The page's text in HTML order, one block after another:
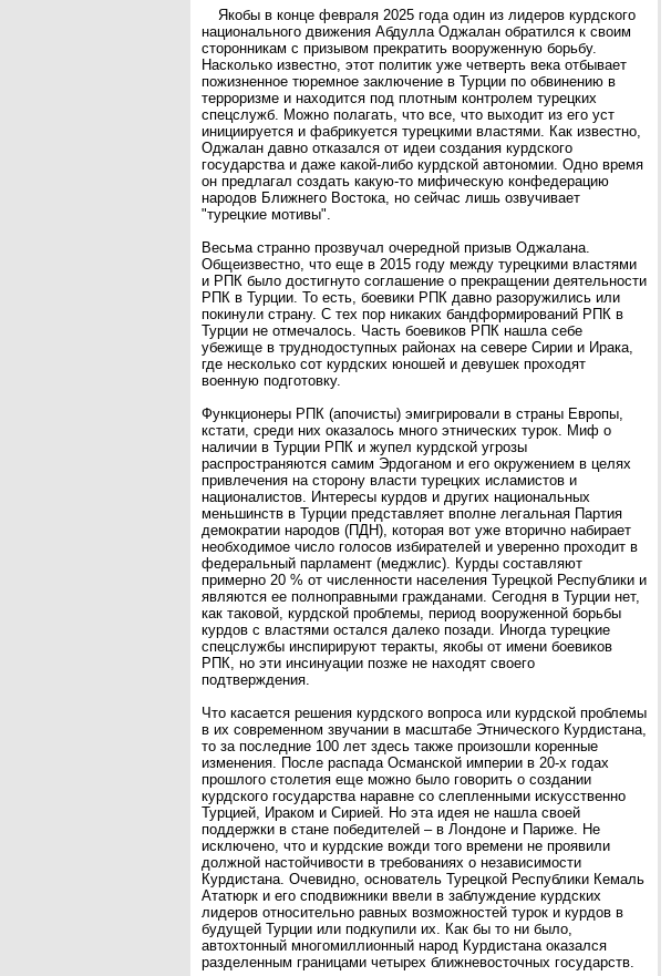
Якобы в конце февраля 2025 года один из лидеров курдского
национального движения Абдулла Оджалан обратился к своим
сторонникам с призывом прекратить вооруженную борьбу.
Насколько известно, этот политик уже четверть века отбывает
пожизненное тюремное заключение в Турции по обвинению в
терроризме и находится под плотным контролем турецких
спецслужб. Можно полагать, что все, что выходит из его уст
инициируется и фабрикуется турецкими властями. Как известно,
Оджалан давно отказался от идеи создания курдского
государства и даже какой-либо курдской автономии. Одно время
он предлагал создать какую-то мифическую конфедерацию
народов Ближнего Востока, но сейчас лишь озвучивает
"турецкие мотивы".
Весьма странно прозвучал очередной призыв Оджалана.
Общеизвестно, что еще в 2015 году между турецкими властями
и РПК было достигнуто соглашение о прекращении деятельности
РПК в Турции. То есть, боевики РПК давно разоружились или
покинули страну. С тех пор никаких бандформирований РПК в
Турции не отмечалось. Часть боевиков РПК нашла себе
убежище в труднодоступных районах на севере Сирии и Ирака,
где несколько сот курдских юношей и девушек проходят
военную подготовку.
Функционеры РПК (апочисты) эмигрировали в страны Европы,
кстати, среди них оказалось много этнических турок. Миф о
наличии в Турции РПК и жупел курдской угрозы
распространяются самим Эрдоганом и его окружением в целях
привлечения на сторону власти турецких исламистов и
националистов. Интересы курдов и других национальных
меньшинств в Турции представляет вполне легальная Партия
демократии народов (ПДН), которая вот уже вторично набирает
необходимое число голосов избирателей и уверенно проходит в
федеральный парламент (меджлис). Курды составляют
примерно 20 % от численности населения Турецкой Республики и
являются ее полноправными гражданами. Сегодня в Турции нет,
как таковой, курдской проблемы, период вооруженной борьбы
курдов с властями остался далеко позади. Иногда турецкие
спецслужбы инспирируют теракты, якобы от имени боевиков
РПК, но эти инсинуации позже не находят своего
подтверждения.
Что касается решения курдского вопроса или курдской проблемы
в их современном звучании в масштабе Этнического Курдистана,
то за последние 100 лет здесь также произошли коренные
изменения. После распада Османской империи в 20-х годах
прошлого столетия еще можно было говорить о создании
курдского государства наравне со слепленными искусственно
Турцией, Ираком и Сирией. Но эта идея не нашла своей
поддержки в стане победителей – в Лондоне и Париже. Не
исключено, что и курдские вожди того времени не проявили
должной настойчивости в требованиях о независимости
Курдистана. Очевидно, основатель Турецкой Республики Кемаль
Ататюрк и его сподвижники ввели в заблуждение курдских
лидеров относительно равных возможностей турок и курдов в
будущей Турции или подкупили их. Как бы то ни было,
автохтонный многомиллионный народ Курдистана оказался
разделенным границами четырех ближневосточных государств.